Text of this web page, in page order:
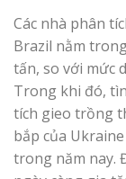
Các nhà phân
Brazil nằm
tấn, so với mức
Trong khi đó,
tích gieo trồng
bắp của
trong năm nay.